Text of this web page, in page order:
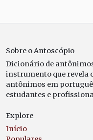
Sobre o Antoscópio
Dicionário de
instrumento que revela
antônimos em
estudantes e
Explore
Início